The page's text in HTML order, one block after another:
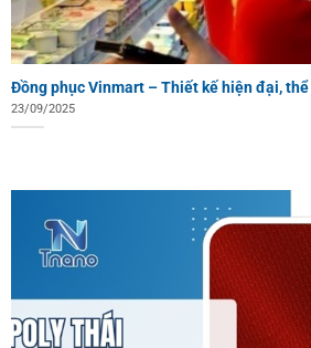
Đồng phục Vinmart – Thiết kế hiện đại,
23/09/2025